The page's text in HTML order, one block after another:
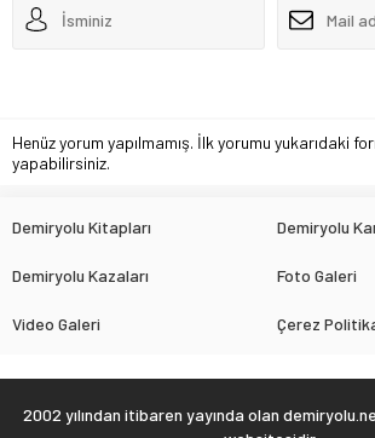
Henüz yorum yapılmamış. İlk yorumu yukarıdaki
yapabilirsiniz.
Demiryolu Kitapları Demiryolu
Demiryolu Kazaları Foto Galeri
Video Galeri Çerez
2002 yılından itibaren yayında olan